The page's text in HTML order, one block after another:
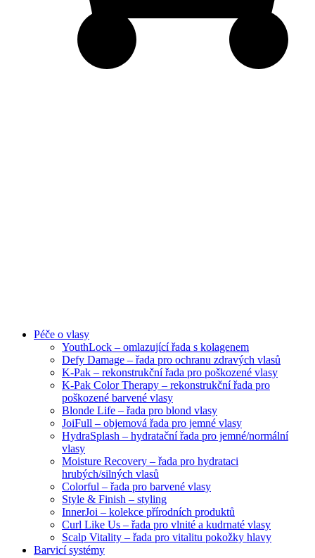
Péče o vlasy
YouthLock – omlazující řada s kolagenem
Defy Damage – řada pro ochranu zdravých vlasů
K-Pak – rekonstrukční řada pro poškozené vlasy
K-Pak Color Therapy – rekonstrukční řada pro
poškozené barvené vlasy
Blonde Life – řada pro blond vlasy
JoiFull – objemová řada pro jemné vlasy
HydraSplash – hydratační řada pro jemné/normální
vlasy
Moisture Recovery – řada pro hydrataci
hrubých/silných vlasů
Colorful – řada pro barvené vlasy
Style & Finish – styling
InnerJoi – kolekce přírodních produktů
Curl Like Us – řada pro vlnité a kudrnaté vlasy
Scalp Vitality – řada pro vitalitu pokožky hlavy
Barvicí systémy